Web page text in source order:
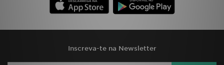
Inscreva-te na Newsletter